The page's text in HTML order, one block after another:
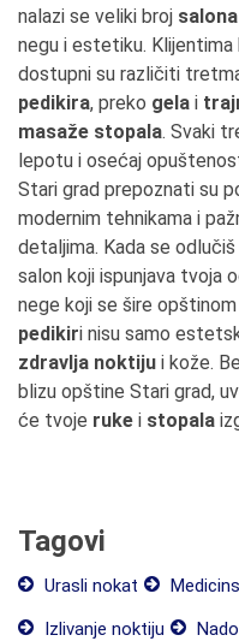
nalazi se veliki broj salona
negu i estetiku.
dostupni su različiti
pedikira, preko gela i
masaže stopala. Svaki
lepotu i osećaj
Stari grad prepoznati su
modernim tehnikama i
detaljima. Kada se
salon koji ispunjava tvoja
nege koji se šire
pedikiri nisu samo
zdravlja noktiju i kože.
blizu opštine Stari grad,
će tvoje ruke i stopala
Tagovi
Urasli nokat
Izlivanje noktiju